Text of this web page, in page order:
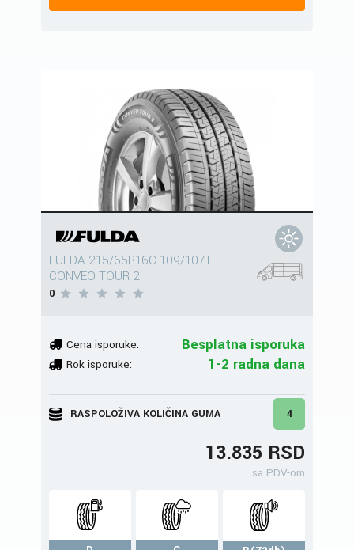
FULDA 215/65R16C 109/107T
CONVEO TOUR 2
0
Cena isporuke: Besplatna isporuka
Rok isporuke: 1-2 radna dana
RASPOLOŽIVA KOLIČINA GUMA 4
13.835 RSD
sa PDV-om